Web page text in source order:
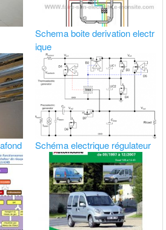
Schema boite derivation electr
ique
Schéma electrique régulateur